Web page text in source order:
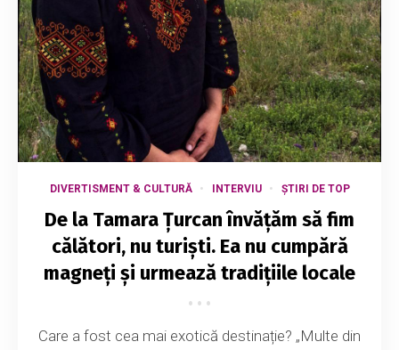
DIVERTISMENT & CULTURĂ INTERVIU ȘTIRI DE TOP
De la Tamara Țurcan învățăm să fim
călători, nu turiști. Ea nu cumpără
magneți și urmează tradițiile locale
Care a fost cea mai exotică destinație? „Multe din